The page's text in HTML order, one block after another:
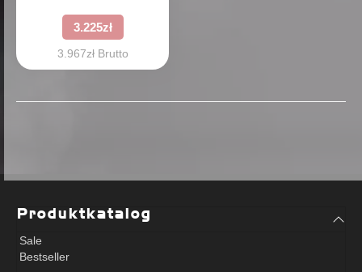
3.225zł
3.967zł Brutto
Produktkatalog
Sale
Bestseller